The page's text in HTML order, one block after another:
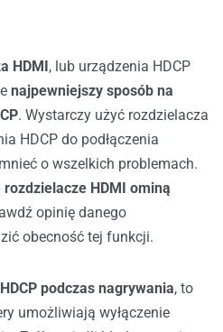
HDMI, lub urządzenia HDCP
najpewniejszy sposób na
. Wystarczy użyć rozdzielacza
HDCP do podłączenia
o wszelkich problemach.
HDMI ominą
opinię danego
obecność tej funkcji.
podczas nagrywania, to
umożliwiają wyłączenie